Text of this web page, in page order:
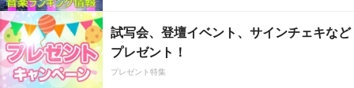
試写会、登壇イベント、サインチェキなど
プレゼント！
プレゼント特集